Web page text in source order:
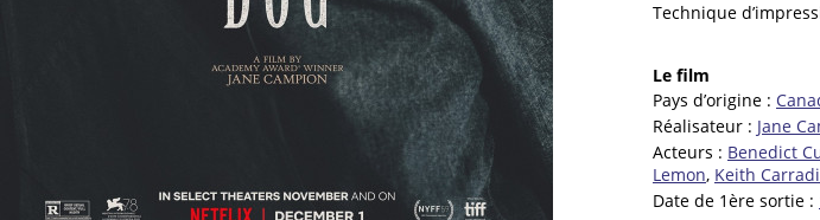
Technique
Le film
Pays d’origine :
Réalisateur : Jane
Acteurs : Benedict
Lemon, Keith
Date de 1ère sortie :